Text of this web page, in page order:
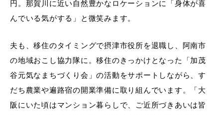
円。那賀川に近い自然豊かなロケーションに「身体が喜
んでいる気がする」と微笑みます。
夫も、移住のタイミングで摂津市役所を退職し、阿南市
の地域おこし協力隊に。移住のきっかけとなった「加茂
谷元気なまちづくり会」の活動をサポートしながら、す
だち農業や遍路宿の開業準備に取り組んでいます。「大
阪にいた頃はマンション暮らしで、ご近所づきあいは皆